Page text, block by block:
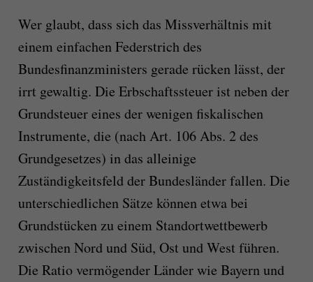
Wer glaubt, dass sich das Missverhältnis mit
einem einfachen Federstrich des
Bundesfinanzministers gerade rücken lässt, der
irrt gewaltig. Die Erbschaftssteuer ist neben der
Grundsteuer eines der wenigen fiskalischen
Instrumente, die (nach Art. 106 Abs. 2 des
Grundgesetzes) in das alleinige
Zuständigkeitsfeld der Bundesländer fallen. Die
unterschiedlichen Sätze können etwa bei
Grundstücken zu einem Standortwettbewerb
zwischen Nord und Süd, Ost und West führen.
Die Ratio vermögender Länder wie Bayern und